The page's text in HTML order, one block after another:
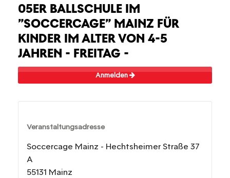
05ER BALLSCHULE IM
"SOCCERCAGE" MAINZ FÜR
KINDER IM ALTER VON 4-5
JAHREN - FREITAG -
Anmelden
Veranstaltungsadresse
Soccercage Mainz - Hechtsheimer Straße 37
A
55131 Mainz